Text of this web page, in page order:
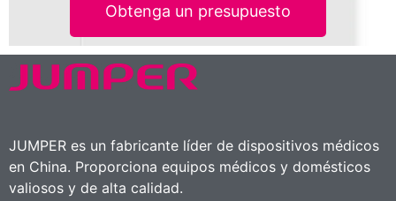
Obtenga un presupuesto
JUMPER es un fabricante líder de dispositivos médicos
en China. Proporciona equipos médicos y domésticos
valiosos y de alta calidad.